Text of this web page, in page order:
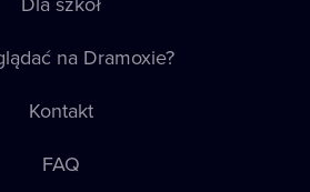
na Dramoxie?
Kontakt
FAQ